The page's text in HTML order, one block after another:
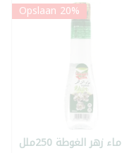
Opslaan 20%
ماء زهر الغوطة 250ملل